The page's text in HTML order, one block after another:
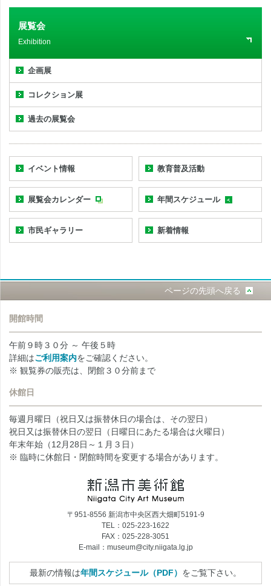
展覧会
Exhibition
企画展
コレクション展
過去の展覧会
イベント情報 教育普及活動
展覧会カレンダー 年間スケジュール
市民ギャラリー 新着情報
ページの先頭へ戻る
開館時間
午前９時３０分 ～ 午後５時
詳細はご利用案内をご確認ください。
※ 観覧券の販売は、閉館３０分前まで
休館日
毎週月曜日（祝日又は振替休日の場合は、その翌日）
祝日又は振替休日の翌日（日曜日にあたる場合は火曜日）
年末年始（12月28日～１月３日）
※ 臨時に休館日・閉館時間を変更する場合があります。
〒951-8556 新潟市中央区西大畑町5191-9
TEL：025-223-1622
FAX：025-228-3051
E-mail：museum@city.niigata.lg.jp
最新の情報は年間スケジュール（PDF） をご覧下さい。